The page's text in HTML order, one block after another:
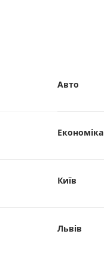
Авто
Економіка
Київ
Львів